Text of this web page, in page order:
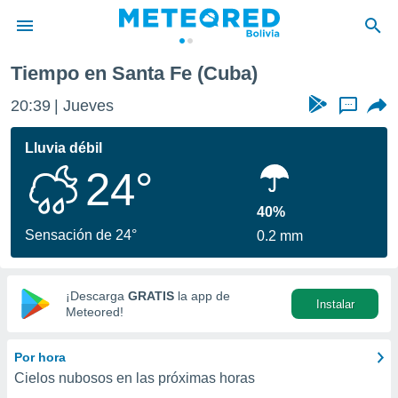
de
ha
para
que se
calidad.
a este
las
y
digital
basada
Tiempo en Santa Fe (Cuba)
20:39 Jueves ...
Lluvia débil
24°
Sensación de 24°
40%
0.2 mm
¡Descarga GRATIS la app de
Meteored!
Instalar
Por hora
Cielos nubosos en las próximas horas